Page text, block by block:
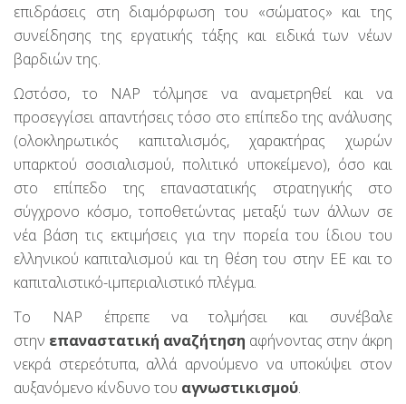
επιδράσεις στη διαμόρφωση του «σώματος» και της
συνείδησης της εργατικής τάξης και ειδικά των νέων
βαρδιών της.
Ωστόσο, το ΝΑΡ τόλμησε να αναμετρηθεί και να
προσεγγίσει απαντήσεις τόσο στο επίπεδο της ανάλυσης
(ολοκληρωτικός καπιταλισμός, χαρακτήρας χωρών
υπαρκτού σοσιαλισμού, πολιτικό υποκείμενο), όσο και
στο επίπεδο της επαναστατικής στρατηγικής στο
σύγχρονο κόσμο, τοποθετώντας μεταξύ των άλλων σε
νέα βάση τις εκτιμήσεις για την πορεία του ίδιου του
ελληνικού καπιταλισμού και τη θέση του στην ΕΕ και το
καπιταλιστικό-ιμπεριαλιστικό πλέγμα.
Το ΝΑΡ έπρεπε να τολμήσει και συνέβαλε
στην επαναστατική αναζήτηση αφήνοντας στην άκρη
νεκρά στερεότυπα, αλλά αρνούμενο να υποκύψει στον
αυξανόμενο κίνδυνο του αγνωστικισμού.